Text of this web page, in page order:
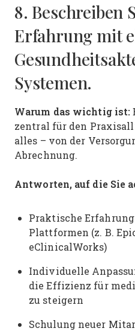
8. Beschreiben
Erfahrung mit
Systemen.
Warum das wichtig ist:
zentral für den
alles – von der
Abrechnung.
Antworten, auf die Sie
Praktische
Plattformen (z. B.
eClinicalWorks)
Individuelle
die Effizienz für
zu steigern
Schulung neuer